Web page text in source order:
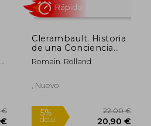
5%
Clerambault. Historia
de una Conciencia
Libre Durante la
Guerra.
Romain. Rolland
, Nuevo